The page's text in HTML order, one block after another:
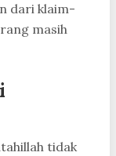
dari klaim-
masih
tidak